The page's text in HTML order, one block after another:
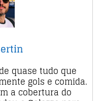
quase tudo que
gols e comida.
a cobertura do